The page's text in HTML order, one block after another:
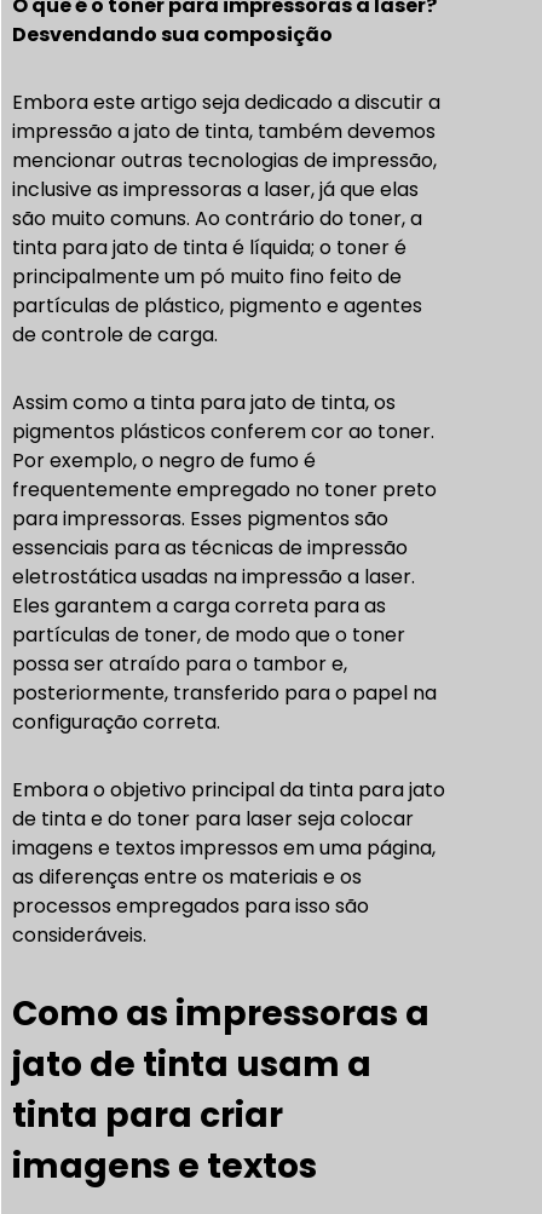
Desvendando sua composição
Embora este artigo seja dedicado a discutir a
impressão a jato de tinta, também devemos
mencionar outras tecnologias de impressão,
inclusive as impressoras a laser, já que elas
são muito comuns. Ao contrário do toner, a
tinta para jato de tinta é líquida; o toner é
principalmente um pó muito fino feito de
partículas de plástico, pigmento e agentes
de controle de carga.
Assim como a tinta para jato de tinta, os
pigmentos plásticos conferem cor ao toner.
Por exemplo, o negro de fumo é
frequentemente empregado no toner preto
para impressoras. Esses pigmentos são
essenciais para as técnicas de impressão
eletrostática usadas na impressão a laser.
Eles garantem a carga correta para as
partículas de toner, de modo que o toner
possa ser atraído para o tambor e,
posteriormente, transferido para o papel na
configuração correta.
Embora o objetivo principal da tinta para jato
de tinta e do toner para laser seja colocar
imagens e textos impressos em uma página,
as diferenças entre os materiais e os
processos empregados para isso são
consideráveis.
Como as impressoras a
jato de tinta usam a
tinta para criar
imagens e textos